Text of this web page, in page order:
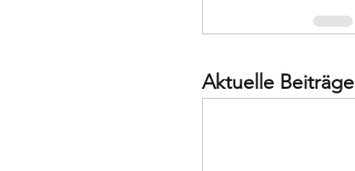
Aktuelle Beiträge